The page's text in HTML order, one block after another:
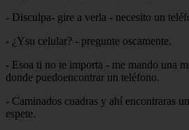
- Disculpa- gire a verla - necesito un
- ¿Ysu celular? - pregunte oscamente.
- Esoa ti no te importa - me mando una
donde puedoencontrar un teléfono.
- Caminados cuadras y ahí encontraras
espete.